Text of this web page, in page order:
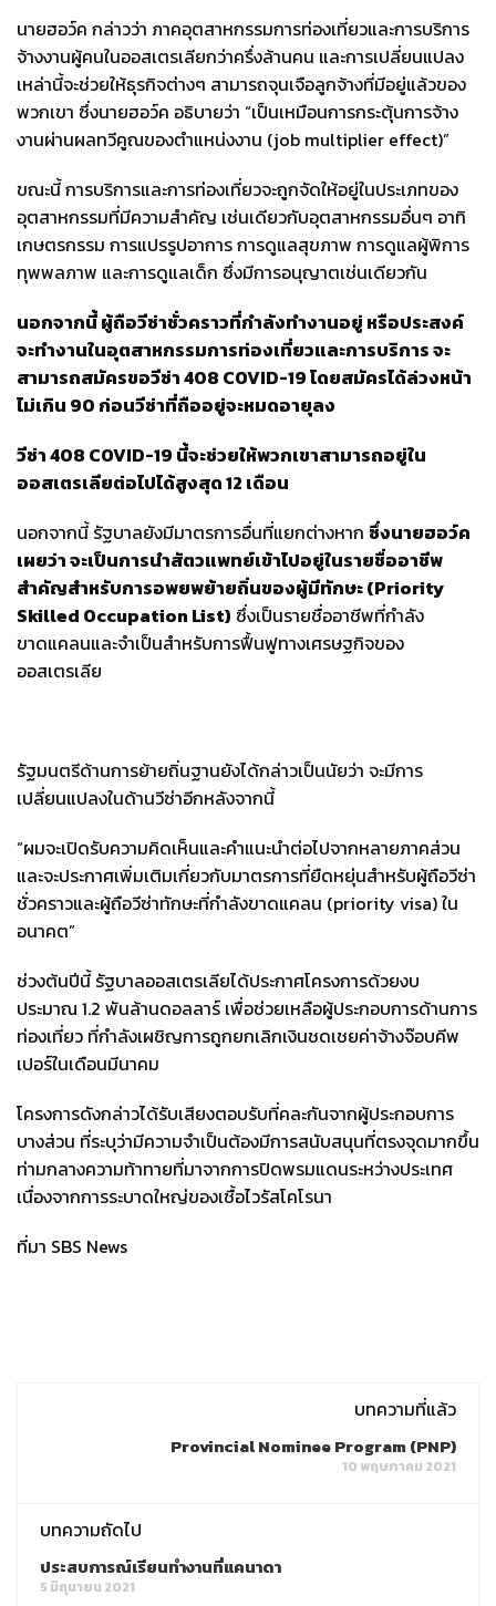
นายฮอว์ค กล่าวว่า ภาคอุตสาหกรรมการท่องเที่ยวและการบริการ
จ้างงานผู้คนในออสเตรเลียกว่าครึ่งล้านคน และการเปลี่ยนแปลง
เหล่านี้จะช่วยให้ธุรกิจต่างๆ สามารถจุนเจือลูกจ้างที่มีอยู่แล้วของ
พวกเขา ซึ่งนายฮอว์ค อธิบายว่า “เป็นเหมือนการกระตุ้นการจ้าง
งานผ่านผลทวีคูณของตำแหน่งงาน (job multiplier effect)”
ขณะนี้ การบริการและการท่องเที่ยวจะถูกจัดให้อยู่ในประเภทของ
อุตสาหกรรมที่มีความสำคัญ เช่นเดียวกับอุตสาหกรรมอื่นๆ อาทิ
เกษตรกรรม การแปรรูปอาการ การดูแลสุขภาพ การดูแลผู้พิการ
ทุพพลภาพ และการดูแลเด็ก ซึ่งมีการอนุญาตเช่นเดียวกัน
นอกจากนี้ ผู้ถือวีซ่าชั่วคราวที่กำลังทำงานอยู่ หรือประสงค์
จะทำงานในอุตสาหกรรมการท่องเที่ยวและการบริการ จะ
สามารถสมัครขอวีซ่า408 COVID-19 โดยสมัครได้ล่วงหน้า
ไม่เกิน 90 ก่อนวีซ่าที่ถืออยู่จะหมดอายุลง
วีซ่า408 COVID-19 นี้จะช่วยให้พวกเขาสามารถอยู่ใน
ออสเตรเลียต่อไปได้สูงสุด 12 เดือน
นอกจากนี้ รัฐบาลยังมีมาตรการอื่นที่แยกต่างหาก ซึ่งนายฮอว์ค
เผยว่า จะเป็นการนำสัตวแพทย์เข้าไปอยู่ในรายชื่ออาชีพ
สำคัญสำหรับการอพยพย้ายถิ่นของผู้มีทักษะ(Priority
Skilled Occupation List) ซึ่งเป็นรายชื่ออาชีพที่กำลัง
ขาดแคลนและจำเป็นสำหรับการฟื้นฟูทางเศรษฐกิจของ
ออสเตรเลีย
รัฐมนตรีด้านการย้ายถิ่นฐานยังได้กล่าวเป็นนัยว่า จะมีการ
เปลี่ยนแปลงในด้านวีซ่าอีกหลังจากนี้
“ผมจะเปิดรับความคิดเห็นและคำแนะนำต่อไปจากหลายภาคส่วน
และจะประกาศเพิ่มเติมเกี่ยวกับมาตรการที่ยืดหยุ่นสำหรับผู้ถือวีซ่า
ชั่วคราวและผู้ถือวีซ่าทักษะที่กำลังขาดแคลน (priority visa) ใน
อนาคต”
ช่วงต้นปีนี้ รัฐบาลออสเตรเลียได้ประกาศโครงการด้วยงบ
ประมาณ 1.2 พันล้านดอลลาร์ เพื่อช่วยเหลือผู้ประกอบการด้านการ
ท่องเที่ยว ที่กำลังเผชิญการถูกยกเลิกเงินชดเชยค่าจ้างจ๊อบคีพ
เปอร์ในเดือนมีนาคม
โครงการดังกล่าวได้รับเสียงตอบรับที่คละกันจากผู้ประกอบการ
บางส่วน ที่ระบุว่ามีความจำเป็นต้องมีการสนับสนุนที่ตรงจุดมากขึ้น
ท่ามกลางความท้าทายที่มาจากการปิดพรมแดนระหว่างประเทศ
เนื่องจากการระบาดใหญ่ของเชื้อไวรัสโคโรนา
ที่มา SBS News
บทความที่แล้ว
Provincial Nominee Program (PNP)
10 พฤษภาคม 2021
บทความถัดไป
ประสบการณ์เรียนทำงานที่แคนาดา
5 มิถุนายน 2021